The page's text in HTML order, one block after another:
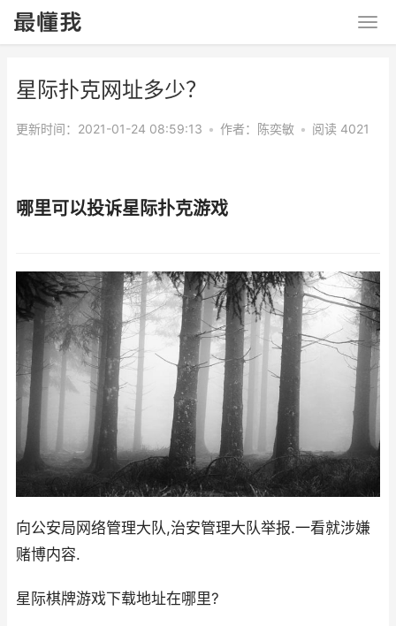
星际扑克网址多少？
更新时间：2021-01-24 08:59:13 • 作者： 陈奕敏 • 阅读 4021
哪里可以投诉星际扑克游戏
向公安局网络管理大队,治安管理大队举报.一看就涉嫌
赌博内容.
星际棋牌游戏下载地址在哪里?